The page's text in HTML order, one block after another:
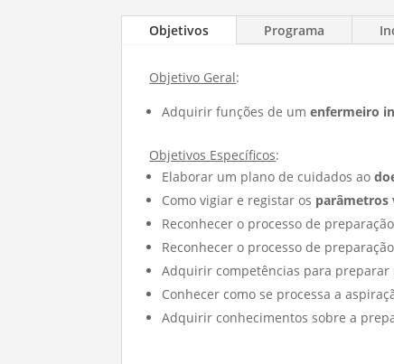
Objetivos Programa
Objetivo Geral:
Adquirir funções de umenfermeiro
Objetivos Específicos:
Elaborar um plano de cuidados ao
Como vigiar e registar os parâmetros
Reconhecer o processo de
Reconhecer o processo de
Adquirir competências para
Conhecer como se processa a
Adquirir conhecimentos sobre a